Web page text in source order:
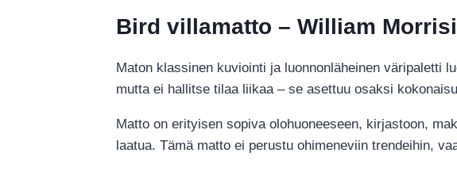
Bird villamatto – William
Maton klassinen kuviointi ja luonnonläheinen väripaletti
mutta ei hallitse tilaa liikaa – se asettuu osaksi
Matto on erityisen sopiva olohuoneeseen, kirjastoon,
laatua. Tämä matto ei perustu ohimeneviin trendeihin,